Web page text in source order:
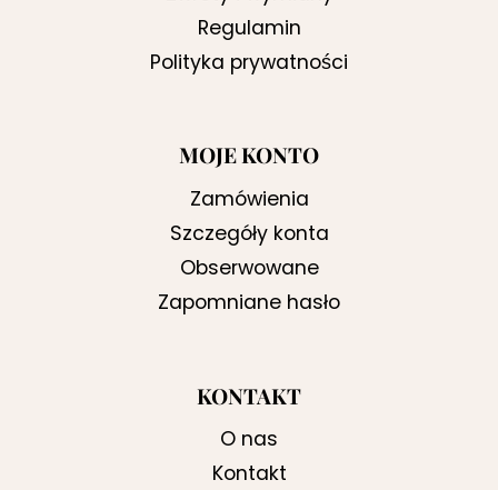
Regulamin
Polityka prywatności
MOJE KONTO
Zamówienia
Szczegóły konta
Obserwowane
Zapomniane hasło
KONTAKT
O nas
Kontakt